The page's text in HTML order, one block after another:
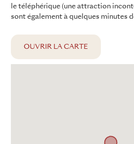
le téléphérique (une attraction
sont également à quelques minutes
OUVRIR LA CARTE